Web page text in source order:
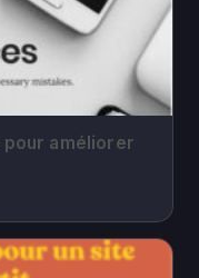
améliorer